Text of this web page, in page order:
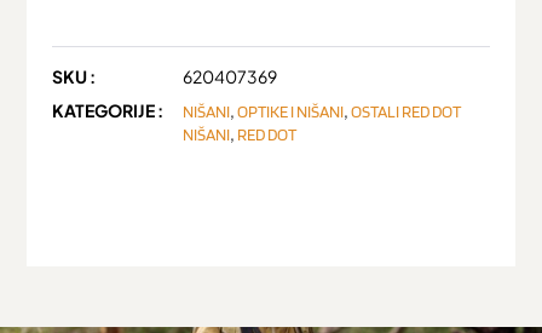
SKU :
620407369
KATEGORIJE :
NIŠANI,OPTIKE I NIŠANI,OSTALI RED DOT
NIŠANI, RED DOT